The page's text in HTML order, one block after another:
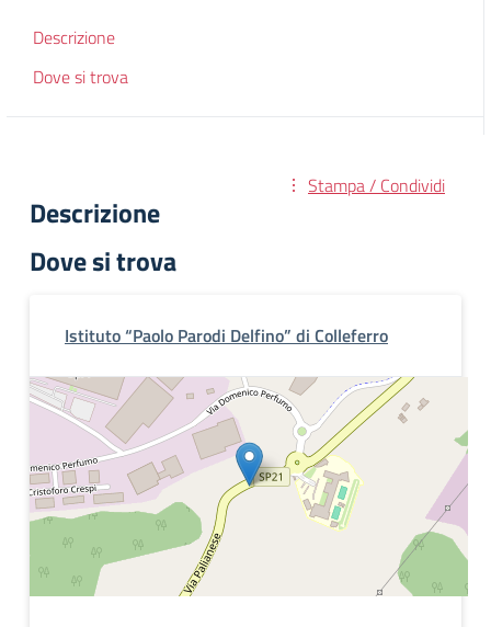
Descrizione
Dove si trova
Stampa / Condividi
Descrizione
Dove si trova
Istituto “Paolo Parodi Delfino” di Colleferro